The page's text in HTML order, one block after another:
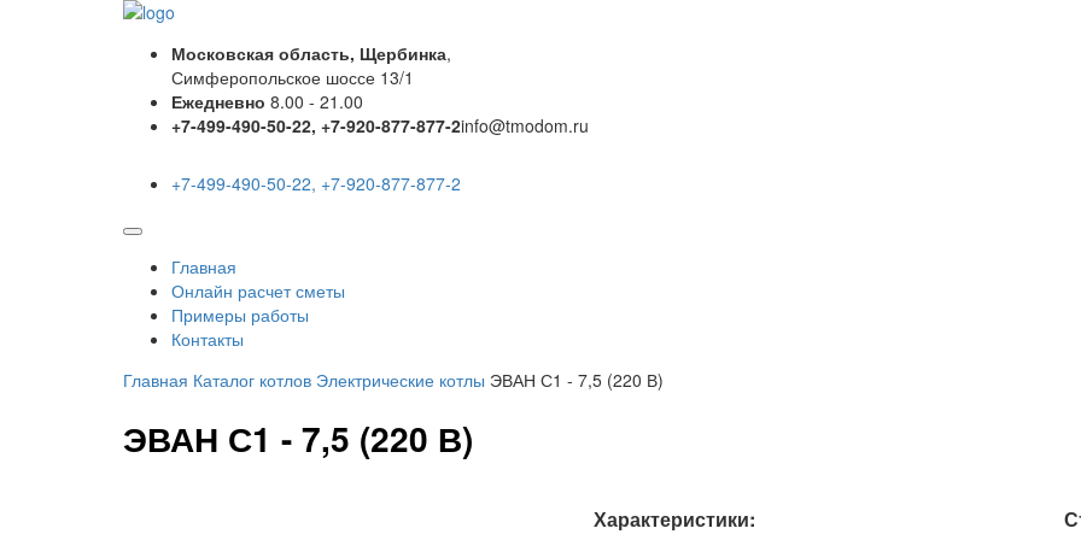
Московская область, Щербинка,
Симферопольское шоссе 13/1
Ежедневно 8.00 - 21.00
+7-499-490-50-22, +7-920-877-877-2info@tmodom.ru
+7-499-490-50-22, +7-920-877-877-2
Главная
Онлайн расчет сметы
Примеры работы
Контакты
Главная Каталог котлов Электрические котлы ЭВАН С1 - 7,5 (220 В)
ЭВАН С1 - 7,5 (220 В)
Характеристики: